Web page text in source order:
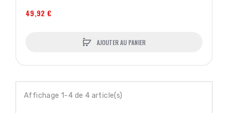
49,92 €
AJOUTER AU PANIER
Affichage 1-4 de 4 article(s)